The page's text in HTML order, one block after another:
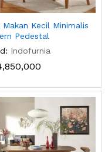
Makan Kecil Minimalis
Pedestal
Indofurnia